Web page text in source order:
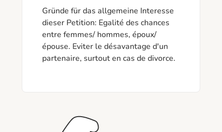
Gründe für das allgemeine Interesse
dieser Petition: Egalité des chances
entre femmes/ hommes, époux/
épouse. Eviter le désavantage d'un